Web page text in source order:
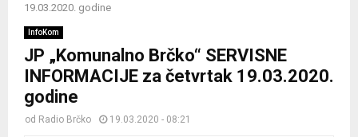
19.03.2020. godine
InfoKom
JP „Komunalno Brčko“ SERVISNE
INFORMACIJE za četvrtak 19.03.2020.
godine
od Radio Brčko 19.03.2020 - 08:21